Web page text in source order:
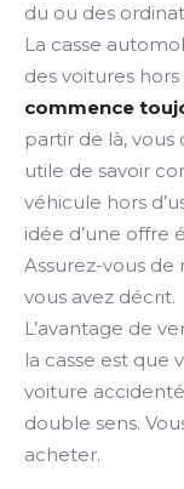
du ou des
La casse
des voitures
commence
partir de là, vous
utile de savoir
véhicule hors
idée d’une offre
Assurez-vous de
vous avez décrit.
L’avantage de
la casse est que
voiture
double sens.
acheter.